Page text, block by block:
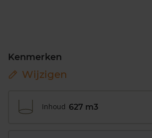
Kenmerken
Wijzigen
Inhoud 627 m3